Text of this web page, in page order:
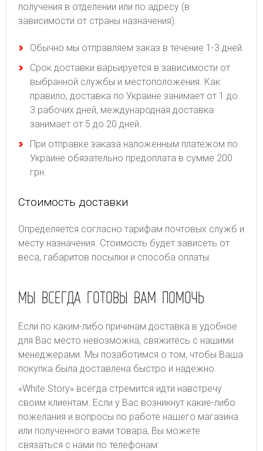
получения в отделении или по адресу (в
зависимости от страны назначения).
Обычно мы отправляем заказ в течение 1-3 дней.
Срок доставки варьируется в зависимости от
выбранной службы и местоположения. Как
правило, доставка по Украине занимает от 1 до
3 рабочих дней, международная доставка
занимает от 5 до 20 дней.
При отправке заказа наложенным платежом по
Украине обязательно предоплата в сумме 200
грн.
Стоимость доставки
Определяется согласно тарифам почтовых служб и
месту назначения. Стоимость будет зависеть от
веса, габаритов посылки и способа оплаты.
МЫ ВСЕГДА ГОТОВЫ ВАМ ПОМОЧЬ
Если по каким-либо причинам доставка в удобное
для Вас место невозможна, свяжитесь с нашими
менеджерами. Мы позаботимся о том, чтобы Ваша
покупка была доставлена быстро и надежно.
«White Story» всегда стремится идти навстречу
своим клиентам. Если у Вас возникнут какие-либо
пожелания и вопросы по работе нашего магазина
или полученного вами товара, Вы можете
связаться с нами по телефонам: